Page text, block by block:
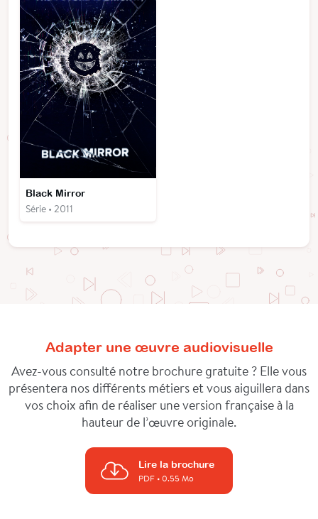
Black Mirror
Série • 2011
Adapter une œuvre audiovisuelle
Avez-vous consulté notre brochure gratuite ? Elle vous
présentera nos différents métiers et vous aiguillera dans
vos choix afin de réaliser une version française à la
hauteur de l’œuvre originale.
Lire la brochure
PDF• 0.55 Mo